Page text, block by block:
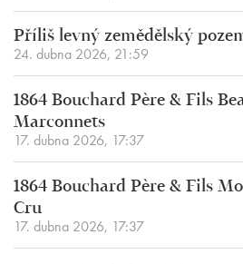
Příliš levný zemědělský
24. dubna 2026, 21:59
1864 Bouchard Père & Fils
Marconnets
17. dubna 2026, 17:37
1864 Bouchard Père & Fils
Cru
17. dubna 2026, 17:37